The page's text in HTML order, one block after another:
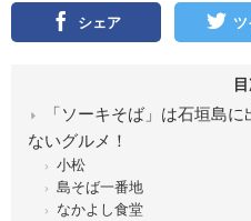
シェア
「ソーキそば」は石垣島
ないグルメ！
小松
島そば一番地
なかよし食堂